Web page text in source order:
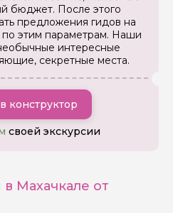
бюджет. После этого
предложения гидов на
этим параметрам. Наши
интересные
секретные места.
конструктор
своей экскурсии
Махачкале от